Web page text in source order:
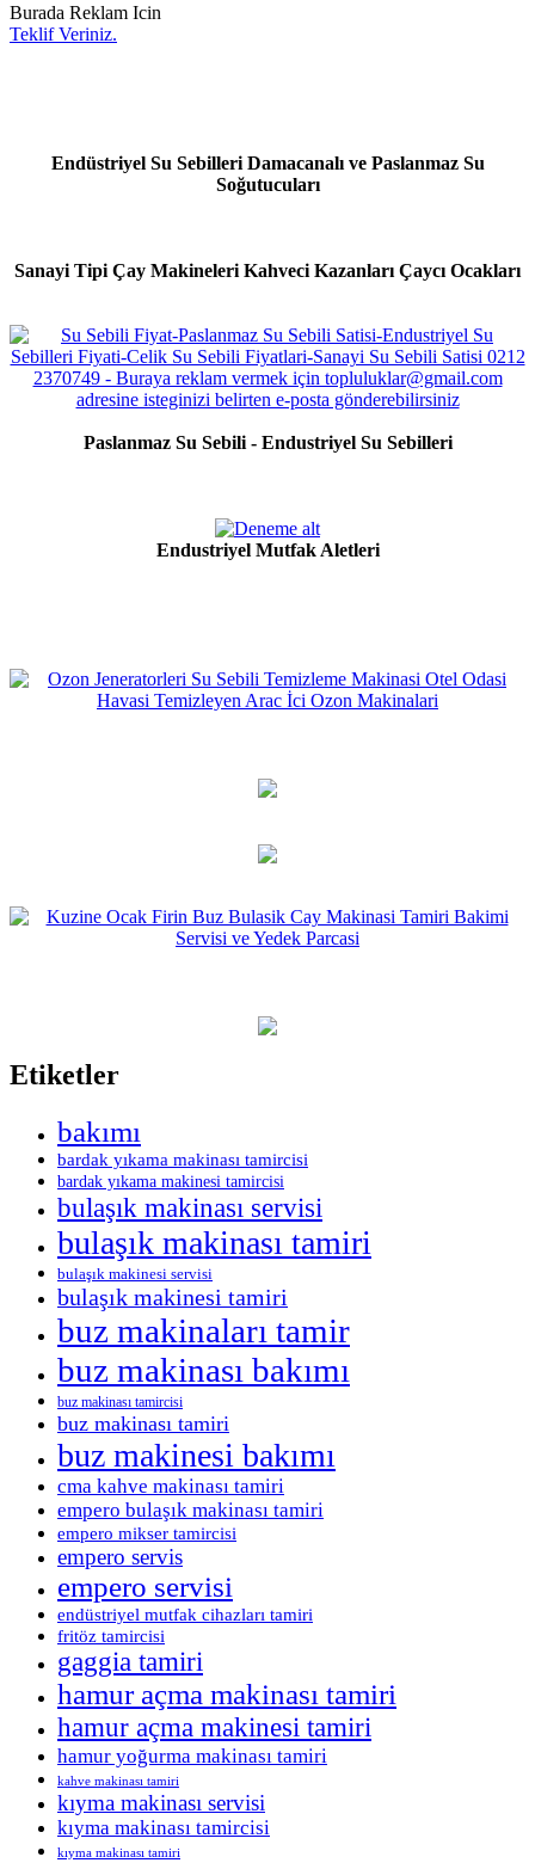
Burada Reklam Icin
Teklif Veriniz.
Endüstriyel Su Sebilleri Damacanalı ve Paslanmaz Su
Soğutucuları
Sanayi Tipi Çay Makineleri Kahveci Kazanları Çaycı Ocakları
Paslanmaz Su Sebili - Endustriyel Su Sebilleri
Endustriyel Mutfak Aletleri
Etiketler
bakımı
bardak yıkama makinası tamircisi
bardak yıkama makinesi tamircisi
bulaşık makinası servisi
bulaşık makinası tamiri
bulaşık makinesi servisi
bulaşık makinesi tamiri
buz makinaları tamir
buz makinası bakımı
buz makinası tamircisi
buz makinası tamiri
buz makinesi bakımı
cma kahve makinası tamiri
empero bulaşık makinası tamiri
empero mikser tamircisi
empero servis
empero servisi
endüstriyel mutfak cihazları tamiri
fritöz tamircisi
gaggia tamiri
hamur açma makinası tamiri
hamur açma makinesi tamiri
hamur yoğurma makinası tamiri
kahve makinası tamiri
kıyma makinası servisi
kıyma makinası tamircisi
kıyma makinası tamiri